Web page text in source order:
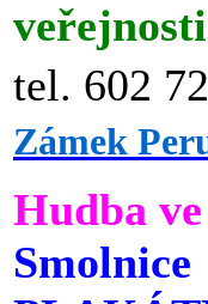
tel. 602
Zámek
Hudba
Smolnice